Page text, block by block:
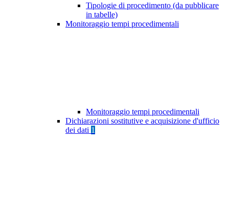
Tipologie di procedimento (da pubblicare
in tabelle)
Monitoraggio tempi procedimentali
Monitoraggio tempi procedimentali
Dichiarazioni sostitutive e acquisizione d'ufficio
dei dati 1